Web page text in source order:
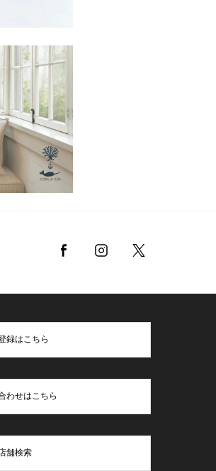
録はこちら
わせはこちら
舗検索